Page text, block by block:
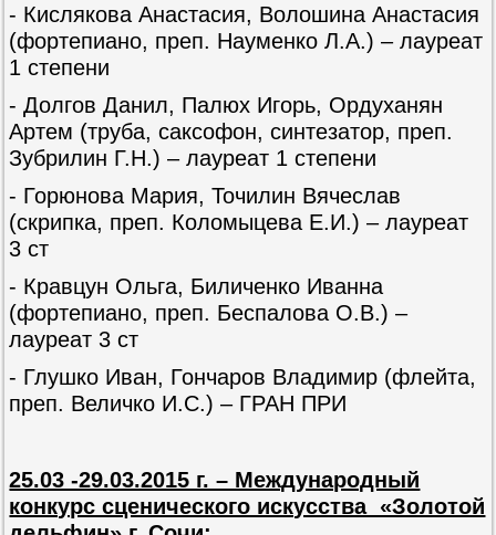
- Кислякова Анастасия, Волошина Анастасия
(фортепиано, преп. Науменко Л.А.) – лауреат
1 степени
- Долгов Данил, Палюх Игорь, Ордуханян
Артем (труба, саксофон, синтезатор, преп.
Зубрилин Г.Н.) – лауреат 1 степени
- Горюнова Мария, Точилин Вячеслав
(скрипка, преп. Коломыцева Е.И.) – лауреат
3 ст
- Кравцун Ольга, Биличенко Иванна
(фортепиано, преп. Беспалова О.В.) –
лауреат 3 ст
- Глушко Иван, Гончаров Владимир (флейта,
преп. Величко И.С.) – ГРАН ПРИ
25.03 -29.03.2015 г. – Международный
конкурс сценического искусства «Золотой